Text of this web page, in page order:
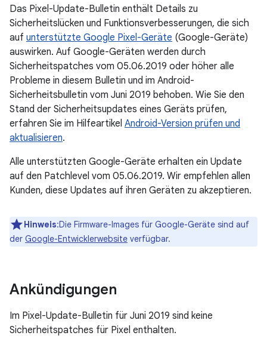
Das Pixel-Update-Bulletin enthält Details zu
Sicherheitslücken und Funktionsverbesserungen, die sich
auf unterstützte Google Pixel-Geräte (Google-Geräte)
auswirken. Auf Google-Geräten werden durch
Sicherheitspatches vom 05.06.2019 oder höher alle
Probleme in diesem Bulletin und im Android-
Sicherheitsbulletin vom Juni 2019 behoben. Wie Sie den
Stand der Sicherheitsupdates eines Geräts prüfen,
erfahren Sie im Hilfeartikel Android-Version prüfen und
aktualisieren.
Alle unterstützten Google-Geräte erhalten ein Update
auf den Patchlevel vom 05.06.2019. Wir empfehlen allen
Kunden, diese Updates auf ihren Geräten zu akzeptieren.
Hinweis:Die Firmware-Images für Google-Geräte sind auf
der Google-Entwicklerwebsite verfügbar.
Ankündigungen
Im Pixel-Update-Bulletin für Juni 2019 sind keine
Sicherheitspatches für Pixel enthalten.